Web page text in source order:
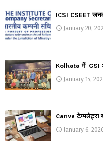
ICSI CSEET
January 20,
Kolkata में ICSI
January 15,
Canva टेम्पलेट्स
January 6, 2026